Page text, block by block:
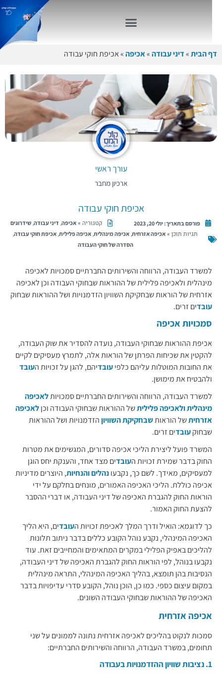
דף הבית»דיני עבודה»אכיפה»אכיפת חוקי עבודה
עורך ראשי
ארכיון מחבר
אכיפת חוקי עבודה
פורסם בתאריך:יולי 20, 2023 קטגוריה » אכיפה,דיני עבודה,שידרוגים
תגיות תוכן » אכיפה אזרחית,אכיפה מינהלית,אכיפה פלילית,אכיפת חוקי עבודה,
הסדרה של חוקי העבודה
למשרד העבודה, הרווחה והשירותים החברתיים סמכויות לאכיפה
מינהלית ולאכיפה פלילית של ההוראות שבחוקי העבודה וכן לאכיפה
אזרחית של הוראות שבחקיקת השוויון הזדמנויות ושל ההוראות שבחוק
עובדים זרים.
סמכויות אכיפה
אכיפת ההוראות שבחוקי העבודה, נועדה להסדיר את שוק העבודה,
להקטין את שכיחות הפרתן של הוראות אלה, לתמרץ מעסיקים לקיים
את החובות המוטלות עליהם כלפיעובדיהם, להגן על זכויות העובד
ולהבטיח את מימושן.
למשרד העבודה, הרווחה והשירותים החברתיים סמכויותלאכיפה
מינהלית​ולאכיפה פליליתשל ההוראות שבחוקי העבודה וכןלאכיפה
אזרחית​ של הוראותשבחקיקת השוויוןהזדמנויות ושל ההוראות
שבחוקעובדים זרים.
המשרד פועל ליצירת הליכי אכיפה סדורים, המגשימים את מטרות
החוק בדבר שמירת זכויות העובדים מצד אחד, והענקת יחס הוגן
למעסיקים, מאידך. לשם כך, נקבעונהלים והנחיות, היוצרים מדיניות
אכיפה כוללת. הליכי האכיפה האמורים, מונחים בחלקם על ידי
הוראות החוק להגברת האכיפה של דיני העבודה, או דברי ההסבר
להצעת החוק האמור.
כך לדוגמא: הואיל ודרך המלך לאכיפת זכויות העובדים, היא הליך
האכיפה המינהלי, נקבע נוהל הקובע כללים בדבר ניתוב תלונות
להליכים באפיק הפלילי במקרים המתאימים והמחייבים זאת. עוד
נקבעו בנוהל, לפי הוראות החוק להגברת האכיפה של דיני העבודה,
הנסיבות בהן תומצא, בהליך האכיפה המינהלי, התראה מינהלית
במקום עיצום כספי. כמו כן, הוכן נוהל, הקובע סדרי עדיפויות בדבר
האכיפה של ההוראות שבחוקי העבודה השונים.
אכיפה אזרחית
​סמכות לנקוט בהליכים לאכיפה אזרחית נתונה לממונים על שני
תחומים, במשרד העבודה, הרווחה והשירותים החברתיים: